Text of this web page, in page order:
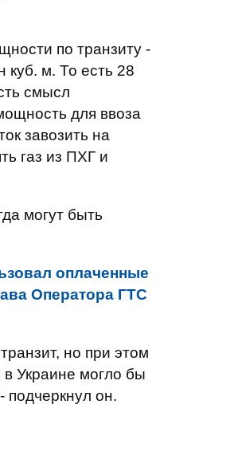
по транзиту -
куб. м. То есть 28
смысл
для ввоза
завозить на
газ из ПХГ и
могут быть
оплаченные
Оператора ГТС
но при этом
Украине могло бы
он.